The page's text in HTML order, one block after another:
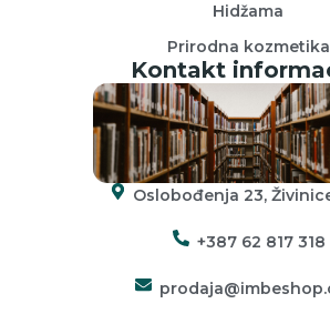
Hidžama
Prirodna kozmetika
Kontakt
Oslobođenja 23,
+387 62 817 318